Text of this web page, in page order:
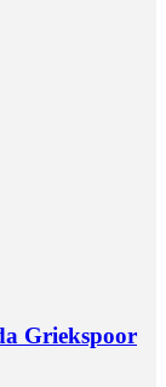
Griekspoor